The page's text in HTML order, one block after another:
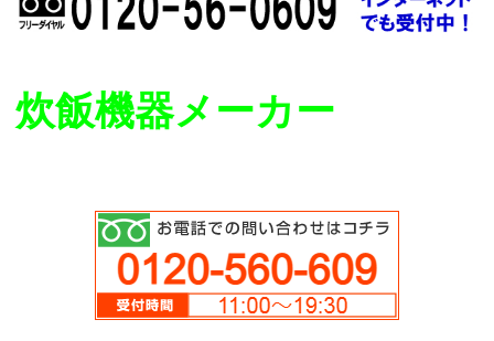
炊飯機器メーカー